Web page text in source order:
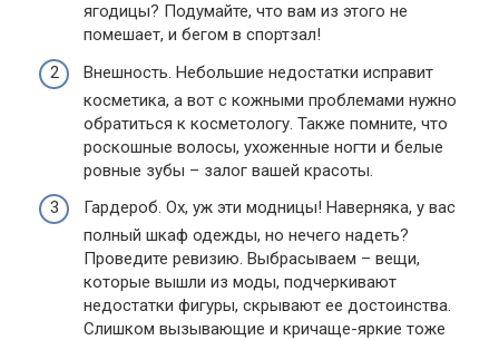
ягодицы? Подумайте, что вам из этого не
помешает, и бегом в спортзал!
Внешность. Небольшие недостатки исправит
косметика, а вот с кожными проблемами нужно
обратиться к косметологу. Также помните, что
роскошные волосы, ухоженные ногти и белые
ровные зубы – залог вашей красоты.
Гардероб. Ох, уж эти модницы! Наверняка, у вас
полный шкаф одежды, но нечего надеть?
Проведите ревизию. Выбрасываем – вещи,
которые вышли из моды, подчеркивают
недостатки фигуры, скрывают ее достоинства.
Слишком вызывающие и кричаще-яркие тоже